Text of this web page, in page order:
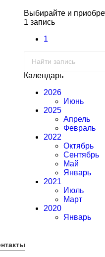
Выбирайте и
1 запись
1
Календарь
2026
Июнь
2025
Апрель
Февраль
2022
Октябрь
Сентябрь
Май
Январь
2021
Июль
Март
2020
Январь